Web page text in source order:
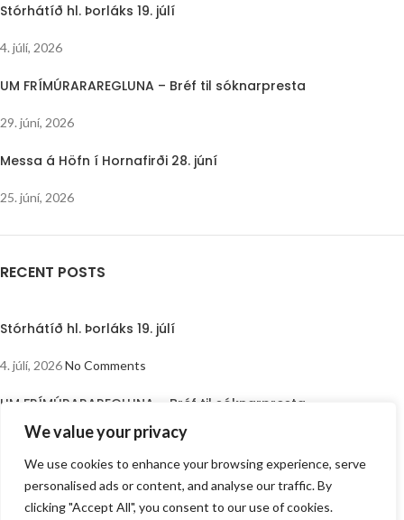
We value your privacy
We use cookies to enhance your browsing experience, serve
personalised ads or content, and analyse our traffic. By
clicking "Accept All", you consent to our use of cookies.
Stórhátíð hl. Þorláks 19. júlí
4. júlí, 2026
UM FRÍMÚRARAREGLUNA – Bréf til sóknarpresta
29. júní, 2026
Messa á Höfn í Hornafirði 28. júní
25. júní, 2026
RECENT POSTS
Stórhátíð hl. Þorláks 19. júlí
4. júlí, 2026No Comments
UM FRÍMÚRARAREGLUNA – Bréf til sóknarpresta
29. júní, 2026No Comments
Messa á Höfn í Hornafirði 28. júní
25. júní, 2026 No Comments